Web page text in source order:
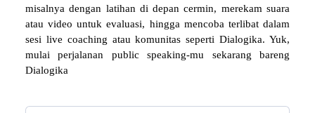
misalnya dengan latihan di depan cermin, merekam suara
atau video untuk evaluasi, hingga mencoba terlibat dalam
sesi live coaching atau komunitas seperti Dialogika. Yuk,
mulai perjalanan public speaking-mu sekarang bareng
Dialogika